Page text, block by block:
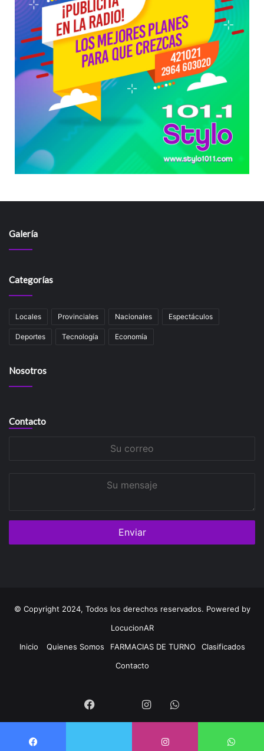
Galería
Categorías
Locales Provinciales Nacionales Espectáculos
Deportes Tecnología Economía
Nosotros
Contacto
© Copyright 2024, Todos los derechos reservados. Powered by
LocucionAR
Inicio
Quienes Somos FARMACIAS DE TURNO
Clasificados
Contacto
Facebook InstagramWhatsapp